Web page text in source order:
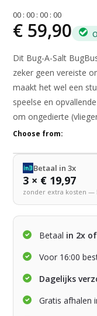
00 :00 :00 :00
€ 59,90
Dit Bug-A-Salt
zeker geen vereiste
maakt het wel een
speelse en
om ongedierte
Choose from:
Betaal in 3x
3 × € 19,97
zonder extra kosten —
Betaal in 2x
Voor 16:00
Dagelijks
Gratis afhalen